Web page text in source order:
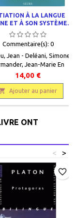
À LA LANGUE
ET À SON SYSTÈME.
POUR GRANDS
DÉBUTANTS
Commentaire(s): 0
Jean - Deléani, Simone -
Jean-Marie En
français et en
1968 ,18 x 22,5 , 356
, broché , occasion.
usagée mais encore
Bon état intérieur,
14,00 €
Ajouter au panier
ONT
>
<
favorite_border